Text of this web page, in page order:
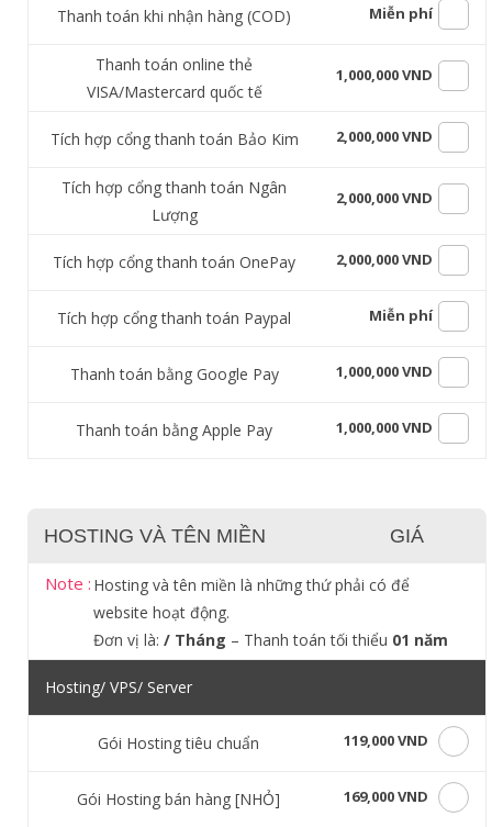
Thanh toán khi nhận hàng (COD) Miễn phí
Thanh toán online thẻ
VISA/Mastercard quốc tế
1,000,000 VND
Tích hợp cổng thanh toán Bảo Kim 2,000,000 VND
Tích hợp cổng thanh toán Ngân
Lượng
2,000,000 VND
Tích hợp cổng thanh toán OnePay 2,000,000 VND
Tích hợp cổng thanh toán Paypal Miễn phí
Thanh toán bằng Google Pay 1,000,000 VND
Thanh toán bằng Apple Pay 1,000,000 VND
HOSTING VÀ TÊN MIỀN GIÁ
Note : Hosting và tên miền là những thứ phải có để
website hoạt động.
Đơn vị là: / Tháng – Thanh toán tối thiểu 01 năm
Hosting/ VPS/ Server
Gói Hosting tiêu chuẩn 119,000 VND
Gói Hosting bán hàng [NHỎ] 169,000 VND